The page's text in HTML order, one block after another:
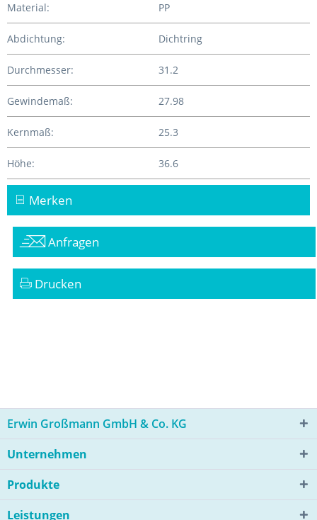
Material: PP
Abdichtung: Dichtring
Durchmesser: 31.2
Gewindemaß: 27.98
Kernmaß: 25.3
Höhe: 36.6
Merken
Anfragen
Drucken
Erwin Großmann GmbH & Co. KG
Unternehmen
Produkte
Leistungen